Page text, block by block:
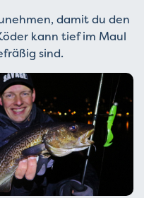
damit du den
kann tief im Maul
sind.